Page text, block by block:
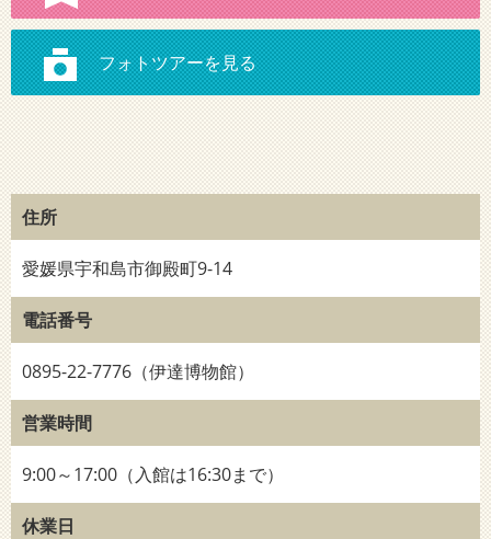
住所
愛媛県宇和島市御殿町9-14
電話番号
0895-22-7776（伊達博物館）
営業時間
9:00～17:00（入館は16:30まで）
休業日